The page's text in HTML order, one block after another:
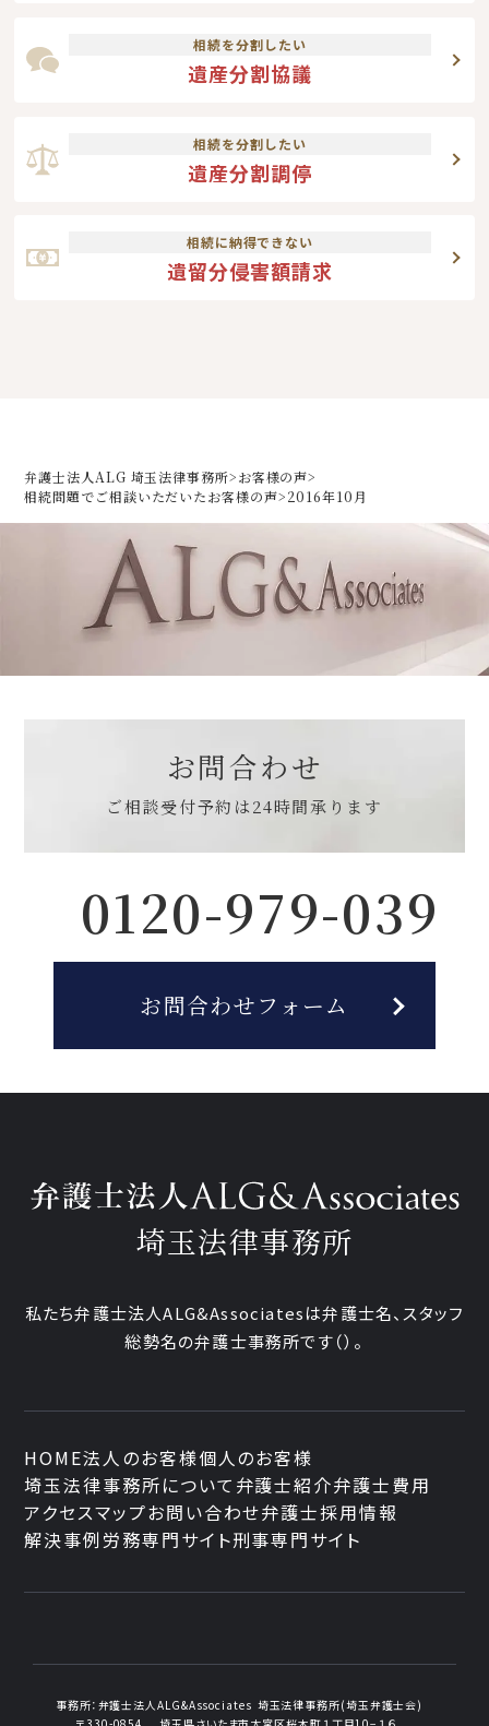
相続を分割したい
遺産分割協議
相続を分割したい
遺産分割調停
相続に納得できない
遺留分侵害額請求
弁護士法人ALG 埼玉法律事務所>お客様の声>
相続問題でご相談いただいたお客様の声>2016年10月
お問合わせ
ご相談受付予約は24時間承ります
0120-979-039
お問合わせフォーム
埼玉法律事務所
私たち弁護士法人ALG&Associatesは弁護士名、スタッフ
総勢名の弁護士事務所です（）。
HOME法人のお客様個人のお客様
埼玉法律事務所について 弁護士紹介弁護士費用
アクセスマップお問い合わせ弁護士採用情報
解決事例労務専門サイト刑事専門サイト
事務所： 弁護士法人ALG&Associates 埼玉法律事務所(埼玉弁護士会)